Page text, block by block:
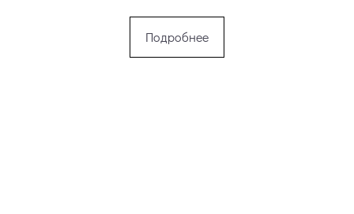
Подробнее